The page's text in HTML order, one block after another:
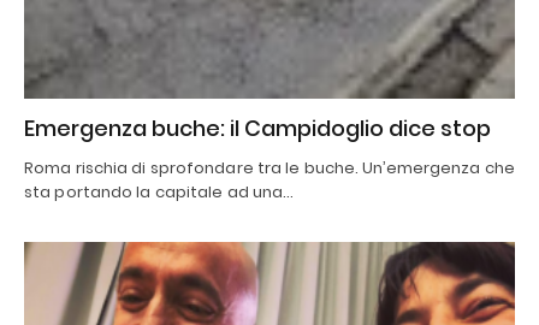
Emergenza buche: il Campidoglio dice stop
Roma rischia di sprofondare tra le buche. Un’emergenza che
sta portando la capitale ad una…